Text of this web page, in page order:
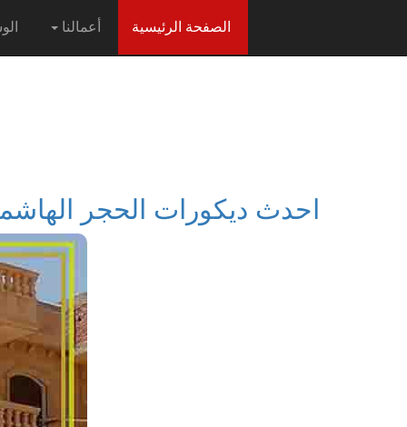
أعمالنا الصفحة الرئيسية
احدث ديكورات الحجر